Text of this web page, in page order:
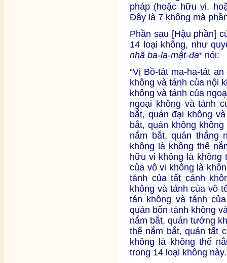
pháp (hoặc hữu vi,
Đây là 7 không mà
Phần sau [Hậu phần]
14 loại không, như
nhã ba-la-mật-đa* nói:
“Vị Bồ-tát ma-ha-tát
không và tánh của nội
không và tánh của
ngoại không và tánh
bắt, quán đại không
bắt, quán không
nắm bắt, quán thắng
không là không thể
hữu vi không là không
của vô vi không là
tánh của tất cánh
không và tánh của vô
tán không và tánh
quán bổn tánh không
nắm bắt, quán tướng
thể nắm bắt, quán tất
không là không thể
trong 14 loại không